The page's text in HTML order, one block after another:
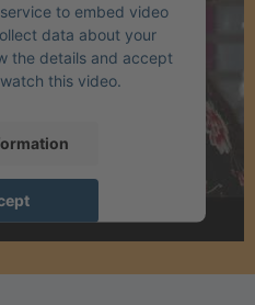
to embed video
data about your
the details and accept
this video.
Consent